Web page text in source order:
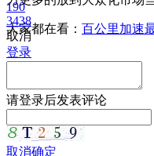
大家都在看： 百公里加速
190
3438
取消
登录
请登录后发表评论
取消确定